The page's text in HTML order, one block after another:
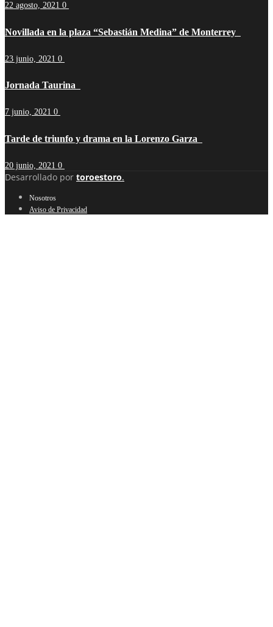
22 agosto, 2021 0
Novillada en la plaza “Sebastián Medina” de Monterrey
23 junio, 2021 0
Jornada Taurina
7 junio, 2021 0
Tarde de triunfo y drama en la Lorenzo Garza
20 junio, 2021 0
Desarrollado por toroestoro.
Nosotros
Aviso de Privacidad